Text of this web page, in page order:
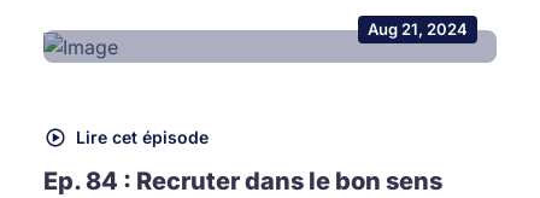
Aug 21, 2024
Lire cet épisode
Ep. 84 : Recruter dans le bon sens